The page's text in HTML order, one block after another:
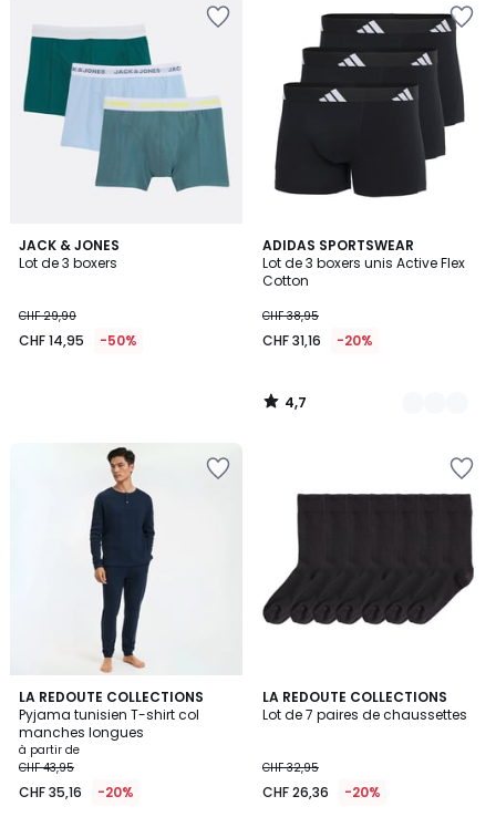
JACK & JONES
Lot de 3 boxers
CHF 29,90
CHF 14,95 -50%
ADIDAS SPORTSWEAR
Lot de 3 boxers unis Active Flex
Cotton
CHF 38,95
CHF 31,16 -20%
4,7
/ 5
2
Couleurs
4,7
/
LA REDOUTE COLLECTIONS
Pyjama tunisien T-shirt col
manches longues
à partir de
CHF 43,95
CHF 35,16 -20%
4,4
/ 5
2
Couleurs
LA REDOUTE COLLECTIONS
Lot de 7 paires de chaussettes
CHF 32,95
CHF 26,36 -20%
4,7
/ 5